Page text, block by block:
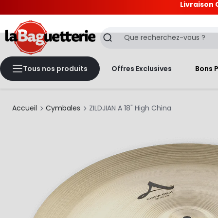
Livraison
Recherche
Tous nos produits Offres Exclusives Bons
Accueil Cymbales ZILDJIAN A 18" High China